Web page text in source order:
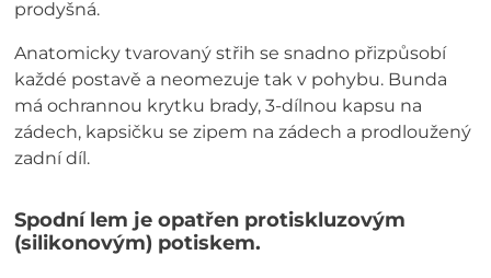
prodyšná.
Anatomicky tvarovaný střih se snadno přizpůsobí
každé postavě a neomezuje tak v pohybu. Bunda
má ochrannou krytku brady, 3-dílnou kapsu na
zádech, kapsičku se zipem na zádech a prodloužený
zadní díl.
Spodní lem je opatřen protiskluzovým
(silikonovým) potiskem.